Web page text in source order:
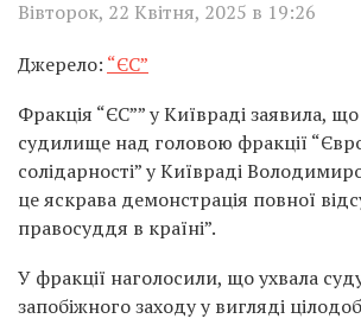
Вівторок, 22 Квітня, 2025 в 19:26
Джерело: “ЄС”
Фракція “ЄС”” у Київраді заявила,
судилище над головою фракції
солідарності” у Київраді
це яскрава демонстрація повної
правосуддя в країні”.
У фракції наголосили, що ухвала
запобіжного заходу у вигляді